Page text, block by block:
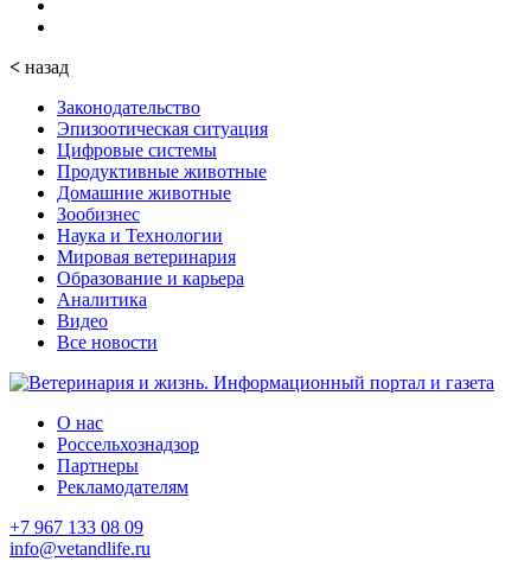
< назад
Законодательство
Эпизоотическая ситуация
Цифровые системы
Продуктивные животные
Домашние животные
Зообизнес
Наука и Технологии
Мировая ветеринария
Образование и карьера
Аналитика
Видео
Все новости
О нас
Россельхознадзор
Партнеры
Рекламодателям
+7 967 133 08 09
info@vetandlife.ru